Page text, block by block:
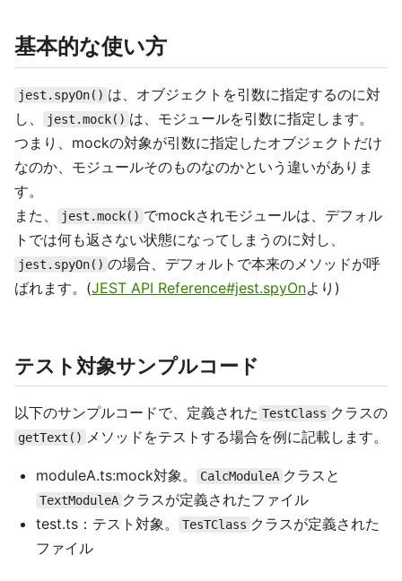
基本的な使い方
jest.spyOn() は、オブジェクトを引数に指定するのに対
し、
jest.mock() は、モジュールを引数に指定します。
つまり、mockの対象が引数に指定したオブジェクトだけ
なのか、モジュールそのものなのかという違いがありま
す。
また、
jest.mock() でmockされモジュールは、デフォル
トでは何も返さない状態になってしまうのに対し、
jest.spyOn() の場合、デフォルトで本来のメソッドが呼
ばれます。(JEST API Reference#jest.spyOnより)
テスト対象サンプルコード
以下のサンプルコードで、定義された TestClass クラスの
getText() メソッドをテストする場合を例に記載します。
moduleA.ts:mock対象。 CalcModuleA クラスと
TextModuleA クラスが定義されたファイル
test.ts：テスト対象。
TesTClass クラスが定義された
ファイル